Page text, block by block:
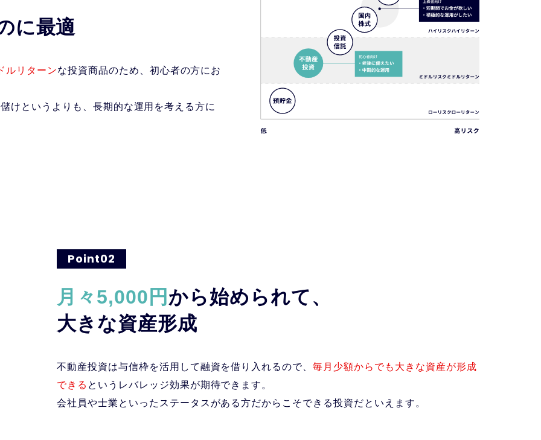
に最適
ルリターンな投資商品のため、初心者の方にお
けというよりも、長期的な運用を考える方に
Point02
月々5,000円 から始められて、
大きな資産形成
不動産投資は与信枠を活用して融資を借り入れるので、毎月少額からでも大きな資産が形成
できる というレバレッジ効果が期待できます。
会社員や士業といったステータスがある方だからこそできる投資だといえます。